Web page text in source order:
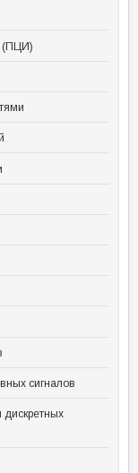
(ПЦИ)
сигналов